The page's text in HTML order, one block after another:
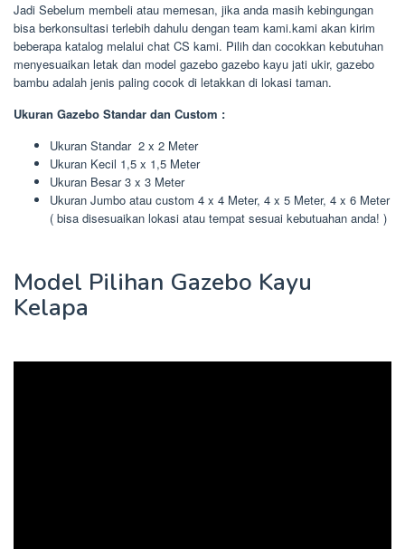
Jadi Sebelum membeli atau memesan, jika anda masih kebingungan
bisa berkonsultasi terlebih dahulu dengan team kami.kami akan kirim
beberapa katalog melalui chat CS kami. Pilih dan cocokkan kebutuhan
menyesuaikan letak dan model gazebo gazebo kayu jati ukir, gazebo
bambu adalah jenis paling cocok di letakkan di lokasi taman.
Ukuran Gazebo Standar dan Custom :
Ukuran Standar 2 x 2 Meter
Ukuran Kecil 1,5 x 1,5 Meter
Ukuran Besar 3 x 3 Meter
Ukuran Jumbo atau custom 4 x 4 Meter, 4 x 5 Meter, 4 x 6 Meter
( bisa disesuaikan lokasi atau tempat sesuai kebutuahan anda! )
Model Pilihan Gazebo Kayu
Kelapa